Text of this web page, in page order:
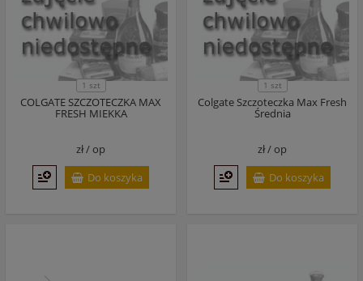
1 szt
COLGATE SZCZOTECZKA MAX
FRESH MIEKKA
zł /op
Do koszyka
1 szt
Colgate Szczoteczka Max Fresh
Średnia
zł /op
Do koszyka